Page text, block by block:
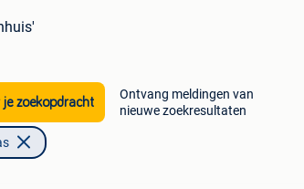
je zoekopdracht
Ontvang meldingen van
nieuwe zoekresultaten